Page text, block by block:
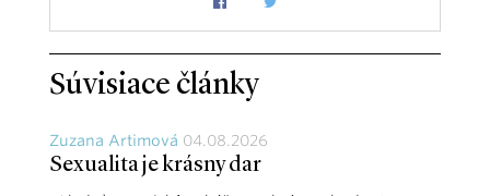
Súvisiace články
Zuzana Artimová 04.08.2026
Sexualita je krásny dar